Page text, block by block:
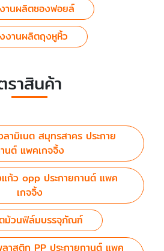
านผลิตซองฟอยล์
งานผลิตถุงหูหิ้ว
ราสินค้า
ามิเนต สมุทรสาคร ประกาย
นต์ แพคเกจจิ้ง
ก้ว opp ประกายกานต์ แพค
เกจจิ้ง
ม้วนฟิล์มบรรจุภัณฑ์
าสติก PP ประกายกานต์ แพค